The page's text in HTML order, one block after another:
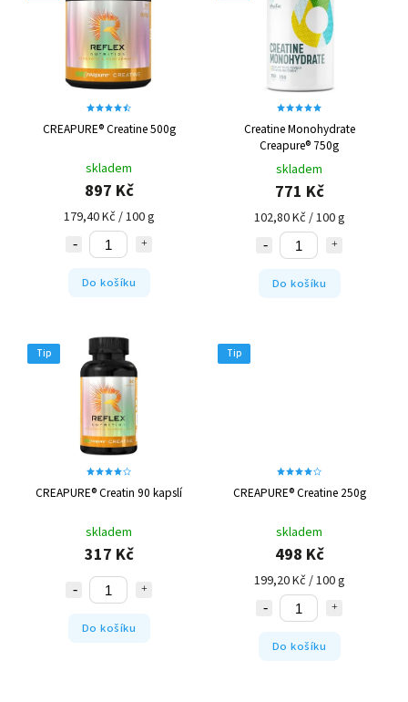
Abecedně
CREAPURE® Creatine 500g
skladem
897 Kč
179,40 Kč / 100 g
Do košíku
Creatine Monohydrate
Creapure® 750g
skladem
771 Kč
102,80 Kč / 100 g
Do košíku
Tip
CREAPURE® Creatin 90 kapslí
skladem
317 Kč
Do košíku
Tip
CREAPURE® Creatine 250g
skladem
498 Kč
199,20 Kč / 100 g
Do košíku